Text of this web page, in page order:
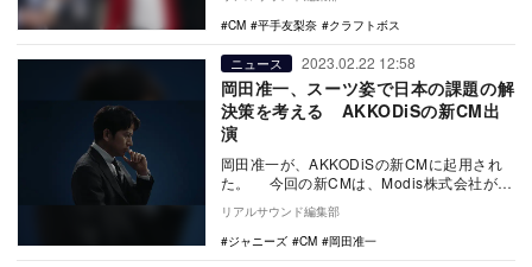
CM
平手友梨奈 クラフトボス
ニュース 2023.02.22 12:58
岡田准一、スーツ姿で日本の課題の解
決策を考える AKKODiSの新CM出
演
岡田准一が、AKKODiSの新CMに起用され
た。 今回の新CMは、Modis株式会社が社
名を「AKKODiS（アコーディス）…
リアルサウンド編集部
ジャニーズ
CM 岡田准一